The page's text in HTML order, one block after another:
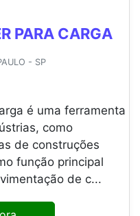
PARA CARGA
- SP
é uma ferramenta
como
de construções
função principal
de c...